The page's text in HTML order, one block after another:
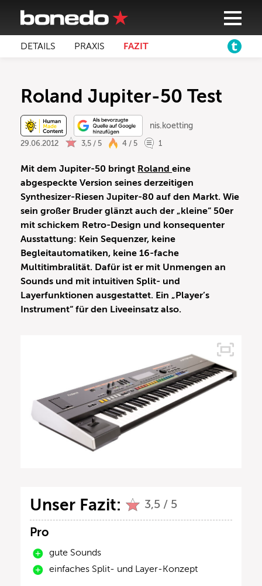
DETAILS PRAXIS FAZIT
Roland Jupiter-50 Test
nis.koetting
29.06.2012 3,5 / 5 4 / 5 1
Mit dem Jupiter-50 bringt Roland eine
abgespeckte Version seines derzeitigen
Synthesizer-Riesen Jupiter-80 auf den Markt. Wie
sein großer Bruder glänzt auch der „kleine“ 50er
mit schickem Retro-Design und konsequenter
Ausstattung: Kein Sequenzer, keine
Begleitautomatiken, keine 16-fache
Multitimbralität. Dafür ist er mit Unmengen an
Sounds und mit intuitiven Split- und
Layerfunktionen ausgestattet. Ein „Player’s
Instrument“ für den Liveeinsatz also.
Unser Fazit: 3,5 / 5
Pro
gute Sounds
einfaches Split- und Layer-Konzept